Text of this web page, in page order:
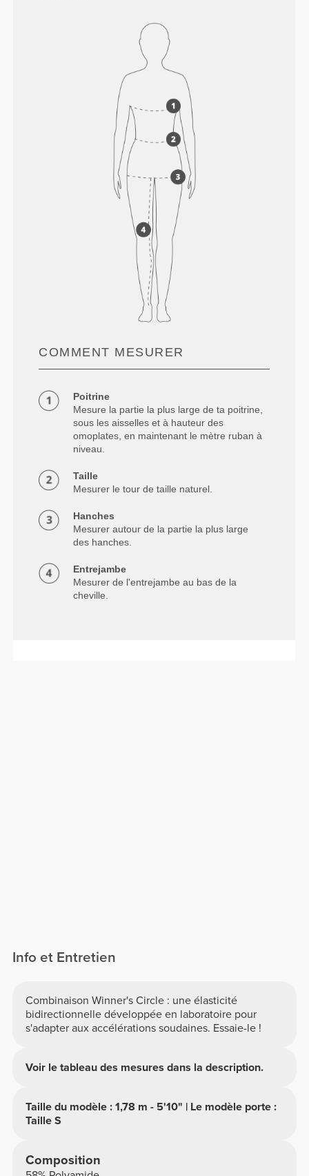
COMMENT MESURER
Poitrine
Mesure la partie la plus large de ta poitrine,
sous les aisselles et à hauteur des
omoplates, en maintenant le mètre ruban à
niveau.
Taille
Mesurer le tour de taille naturel.
Hanches
Mesurer autour de la partie la plus large
des hanches.
Entrejambe
Mesurer de l'entrejambe au bas de la
cheville.
Info et Entretien
Combinaison Winner's Circle : une élasticité
bidirectionnelle développée en laboratoire pour
s'adapter aux accélérations soudaines. Essaie-le !
Voir le tableau des mesures dans la description.
Taille du modèle : 1,78 m - 5'10" | Le modèle porte :
Taille S
Composition